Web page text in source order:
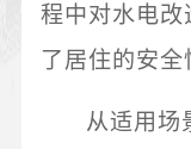
程中对水电改
了居住的安全
从适用场